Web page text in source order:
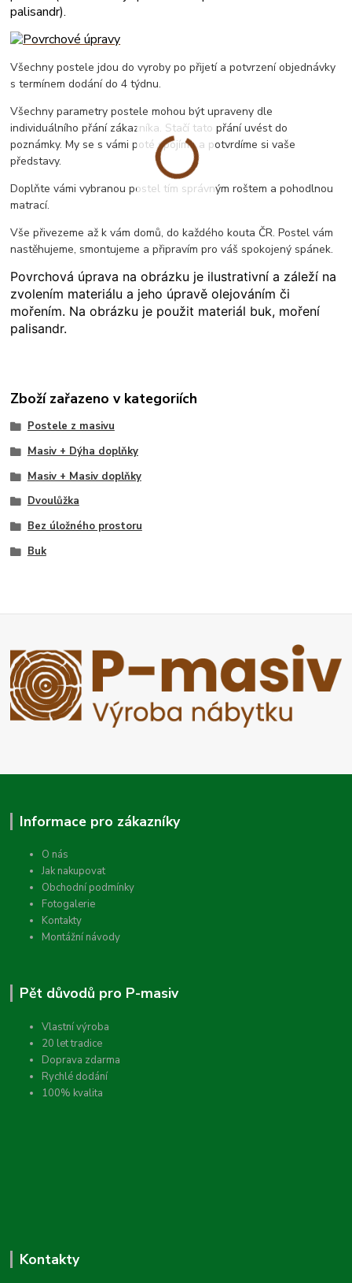
palisandr).
Všechny postele jdou do vyroby po přijetí a potvrzení objednávky
s termínem dodání do 4 týdnu.
Všechny parametry postele mohou být upraveny dle
individuálního přání zákazníka. Stačí tato přání uvést do
poznámky. My se s vámi poté spojíme a potvrdíme si vaše
představy.
Doplňte vámi vybranou postel tím správným roštem a pohodlnou
matrací.
Vše přivezeme až k vám domů, do každého kouta ČR. Postel vám
nastěhujeme, smontujeme a připravím pro váš spokojený spánek.
Povrchová úprava na obrázku je ilustrativní a záleží na
zvolením materiálu a jeho úpravě olejováním či
mořením. Na obrázku je použit materiál buk, moření
palisandr.
Zboží zařazeno v kategoriích
Postele z masivu
Masiv + Dýha doplňky
Masiv + Masiv doplňky
Dvoulůžka
Bez úložného prostoru
Buk
Informace pro zákazníky
O nás
Jak nakupovat
Obchodní podmínky
Fotogalerie
Kontakty
Montážní návody
Pět důvodů pro P-masiv
Vlastní výroba
20 let tradice
Doprava zdarma
Rychlé dodání
100% kvalita
Kontakty